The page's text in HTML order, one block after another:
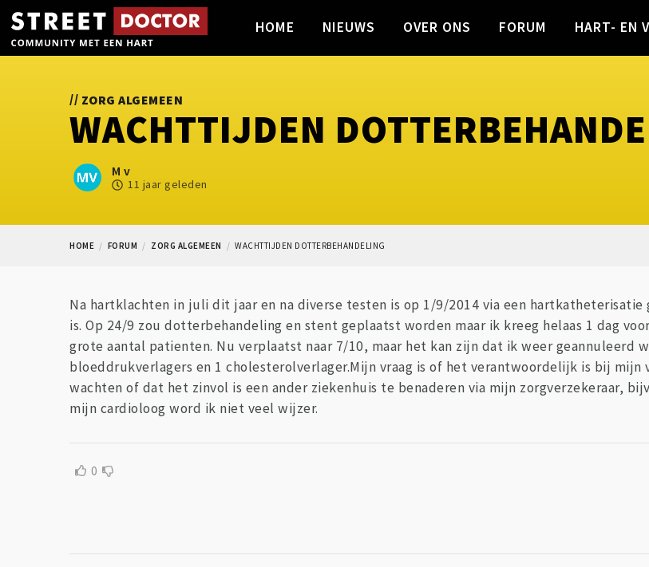
HOME NIEUWS OVER ONS FORUM HART- EN
// ZORG ALGEMEEN
WACHTTIJDEN
M v
11 jaar geleden
HOME FORUM ZORG ALGEMEEN WACHTTIJDEN DOTTERBEHANDELING
Na hartklachten in juli dit jaar en na diverse testen is op 1/9/2014 via een
is. Op 24/9 zou dotterbehandeling en stent geplaatst worden maar ik kreeg helaas 1 dag
grote aantal patienten. Nu verplaatst naar 7/10, maar het kan zijn dat ik weer geannuleerd
bloeddrukverlagers en 1 cholesterolverlager.Mijn vraag is of het verantwoordelijk is bij
wachten of dat het zinvol is een ander ziekenhuis te benaderen via mijn zorgverzekeraar,
mijn cardioloog word ik niet veel wijzer.
0